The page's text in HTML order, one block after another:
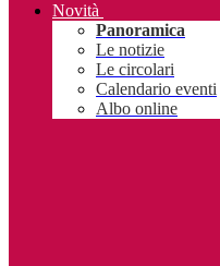
Novità
Panoramica
Le notizie
Le circolari
Calendario eventi
Albo online